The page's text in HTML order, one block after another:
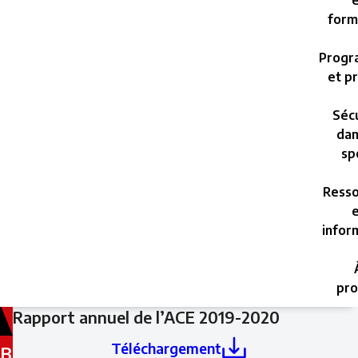
et
B
Filed
Rapport annuel de l’ACE 2019-2020
Téléchargement